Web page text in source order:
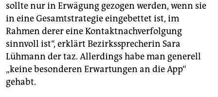
sollte nur in Erwägung gezogen werden, wenn sie
in eine Gesamtstrategie eingebettet ist, im
Rahmen derer eine Kontaktnachverfolgung
sinnvoll ist“, erklärt Bezirkssprecherin Sara
Lühmann der taz. Allerdings habe man generell
„keine besonderen Erwartungen an die App“
gehabt.